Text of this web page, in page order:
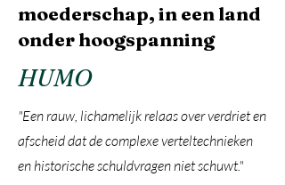
moederschap, in een land
onder hoogspanning
HUMO
"Een rauw, lichamelijk relaas over verdriet en
afscheid dat de complexe verteltechnieken
en historische schuldvragen niet schuwt."